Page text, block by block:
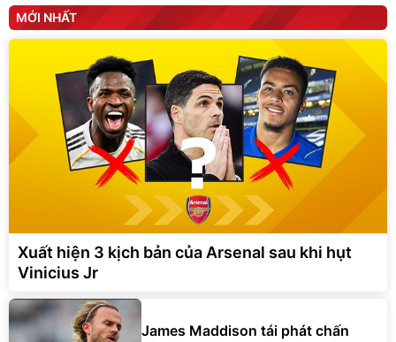
MỚI NHẤT
Xuất hiện 3 kịch bản của Arsenal sau khi hụt
Vinicius Jr
James Maddison tái phát chấn